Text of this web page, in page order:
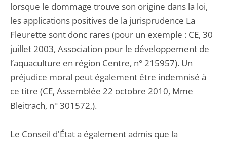
lorsque le dommage trouve son origine dans la loi,
les applications positives de la jurisprudence La
Fleurette sont donc rares (pour un exemple : CE, 30
juillet 2003, Association pour le développement de
l’aquaculture en région Centre, n° 215957). Un
préjudice moral peut également être indemnisé à
ce titre (CE, Assemblée 22 octobre 2010, Mme
Bleitrach, n° 301572,).
Le Conseil d'État a également admis que la